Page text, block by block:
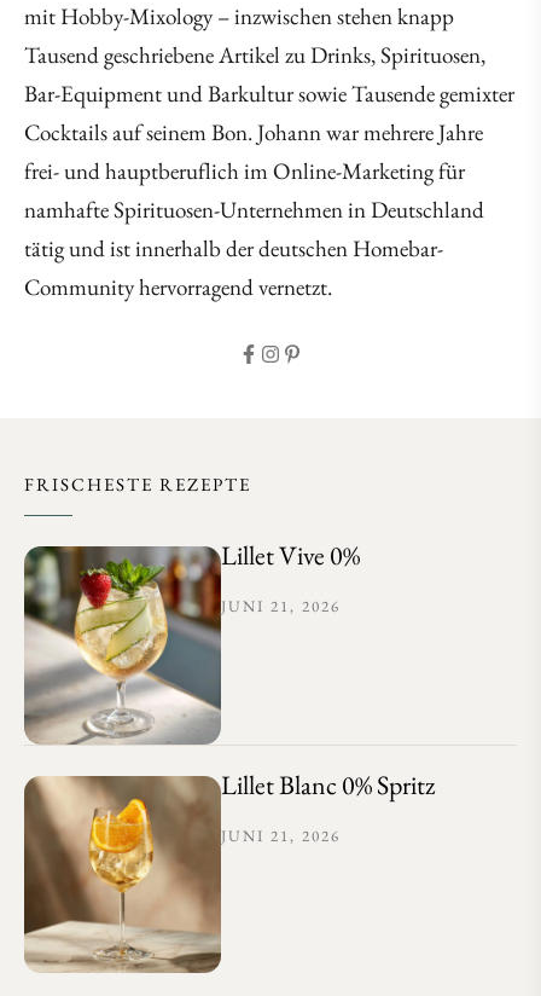
mit Hobby-Mixology – inzwischen stehen knapp
Tausend geschriebene Artikel zu Drinks, Spirituosen,
Bar-Equipment und Barkultur sowie Tausende gemixter
Cocktails auf seinem Bon. Johann war mehrere Jahre
frei- und hauptberuflich im Online-Marketing für
namhafte Spirituosen-Unternehmen in Deutschland
tätig und ist innerhalb der deutschen Homebar-
Community hervorragend vernetzt.
FRISCHESTE REZEPTE
Lillet Vive 0%
JUNI 21, 2026
Lillet Blanc 0% Spritz
JUNI 21, 2026